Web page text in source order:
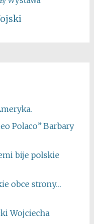
Polaco” Barbary
bije polskie
obce strony…
Wojciecha